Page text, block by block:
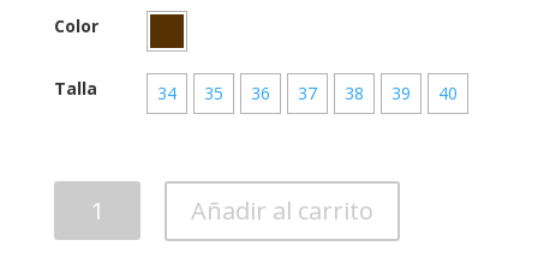
Color
Talla 34 35 36 37 38 39 40
Dama
Añadir al carrito